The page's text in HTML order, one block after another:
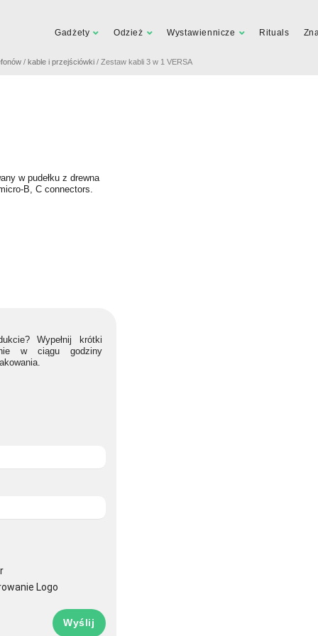
Gadżety Odzież Wystawiennicze Rituals
/kable i przejściówki / Zestaw kabli 3 w 1 VERSA
w pudełku z drewna
B, C connectors.
Wypełnij krótki
w ciągu godziny
Logo
Wyślij